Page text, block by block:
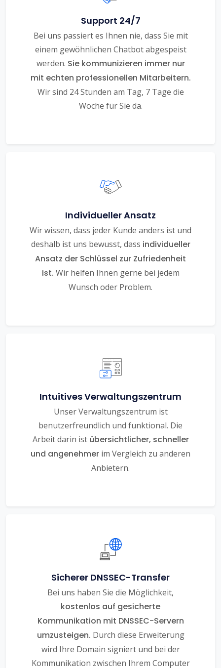
Support 24/7
Bei uns passiert es Ihnen nie, dass Sie mit
einem gewöhnlichen Chatbot abgespeist
werden. Sie kommunizieren immer nur
mit echten professionellen Mitarbeitern.
Wir sind 24 Stunden am Tag, 7 Tage die
Woche für Sie da.
Individueller Ansatz
Wir wissen, dass jeder Kunde anders ist und
deshalb ist uns bewusst, dass individueller
Ansatz der Schlüssel zur Zufriedenheit
ist. Wir helfen Ihnen gerne bei jedem
Wunsch oder Problem.
Intuitives Verwaltungszentrum
Unser Verwaltungszentrum ist
benutzerfreundlich und funktional. Die
Arbeit darin ist übersichtlicher, schneller
und angenehmer im Vergleich zu anderen
Anbietern.
Sicherer DNSSEC-Transfer
Bei uns haben Sie die Möglichkeit,
kostenlos auf gesicherte
Kommunikation mit DNSSEC-Servern
umzusteigen. Durch diese Erweiterung
wird Ihre Domain signiert und bei der
Kommunikation zwischen Ihrem Computer